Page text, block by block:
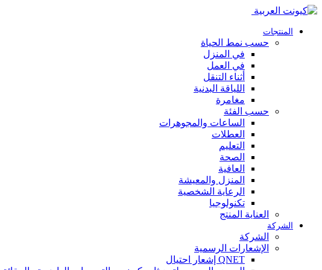
المنتجات
حسب نمط الحياة
في المنزل
في العمل
أثناء التنقل
اللياقة البدنية
مغامرة
حسب الفئة
الساعات والمجوهرات
العطلات
التعليم
الصحة
العافية
المنزل والمعيشة
الرعاية الشخصية
تكنولوجيا
العناية المنتج
الشركة
الشركة
الإشعارات الرسمية
QNET إشعار احتيال